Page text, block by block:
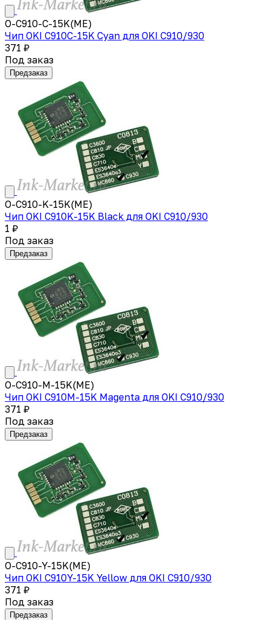
O-C910-C-15K(ME)
Чип OKI C910C-15K Cyan для OKI C910/930
371 ₽
Под заказ
Предзаказ
O-C910-K-15K(ME)
Чип OKI C910K-15K Black для OKI C910/930
1 ₽
Под заказ
Предзаказ
O-C910-M-15K(ME)
Чип OKI C910M-15K Magenta для OKI C910/930
371 ₽
Под заказ
Предзаказ
O-C910-Y-15K(ME)
Чип OKI C910Y-15K Yellow для OKI C910/930
371 ₽
Под заказ
Предзаказ